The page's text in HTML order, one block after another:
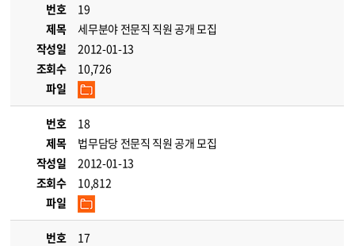
번호
19
제목
세무분야 전문직 직원 공개 모집
작성일
2012-01-13
조회수
10,726
파일
번호
18
제목
법무담당 전문직 직원 공개 모집
작성일
2012-01-13
조회수
10,812
파일
번호
17